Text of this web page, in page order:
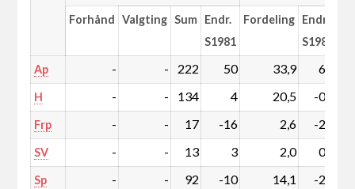
Forhånd Valgting Sum Endr.
S1981
Fordeling Endr.
S1981
Ap - - 222 50 33,9 6,4
H - - 134 4 20,5 -0,3
Frp - - 17 -16 2,6 -2,7
SV - - 13 3 2,0 0,4
Sp - - 92 -10 14,1 -2,3